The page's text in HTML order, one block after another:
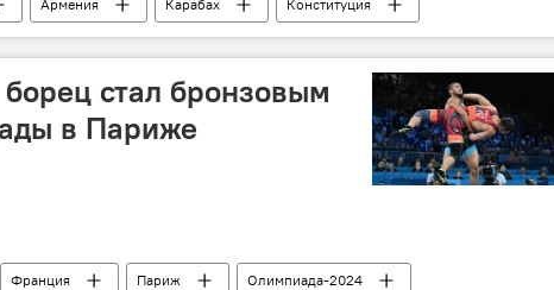
Армения Карабах
Конституция
Зангезурский коридор
стал бронзовым
в Париже
Франция Париж
Олимпиада-2024